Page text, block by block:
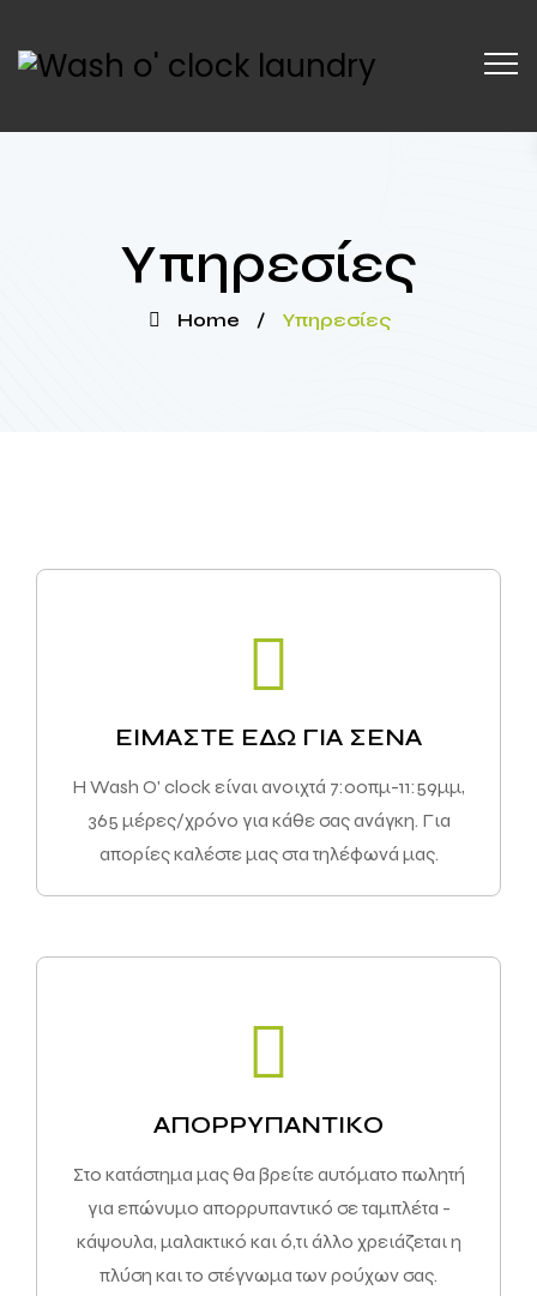
Υπηρεσίες
Home / Υπηρεσίες
ΕΙΜΑΣΤΕ ΕΔΩ ΓΙΑ ΣΕΝΑ
Η Wash Ο' clock είναι ανοιχτά 7:00πμ-11:59μμ,
365 μέρες/χρόνο για κάθε σας ανάγκη. Για
απορίες καλέστε μας στα τηλέφωνά μας.
AΠΟΡΡΥΠΑΝΤΙΚΟ
Στο κατάστημα μας θα βρείτε αυτόματο πωλητή
για επώνυμο απορρυπαντικό σε ταμπλέτα -
κάψουλα, μαλακτικό και ό,τι άλλο χρειάζεται η
πλύση και το στέγνωμα των ρούχων σας.